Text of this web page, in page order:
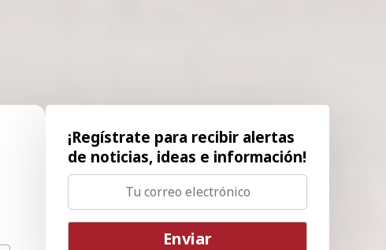
¡Regístrate para recibir alertas
de noticias, ideas e información!